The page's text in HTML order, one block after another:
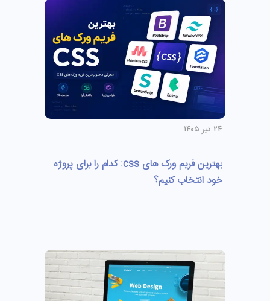
۲۴ تیر ۱۴۰۵
بهترین فریم ورک های css: کدام را برای پروژه
خود انتخاب کنیم؟